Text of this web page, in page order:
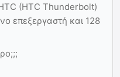
(HTC Thunderbolt)
επεξεργαστή και 128